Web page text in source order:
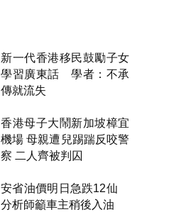
新一代香港移民鼓勵子女
學習廣東話 學者：不承
傳就流失
香港母子大鬧新加坡樟宜
機場 母親遭兒踢踹反咬警
察 二人齊被判囚
安省油價明日急跌12仙
分析師籲車主稍後入油